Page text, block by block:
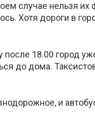
случае нельзя их
Хотя дороги в
18.00 город
до дома.
и